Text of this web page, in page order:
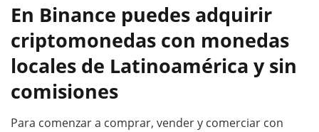
En Binance puedes adquirir
criptomonedas con monedas
locales de Latinoamérica y sin
comisiones
Para comenzar a comprar, vender y comerciar con